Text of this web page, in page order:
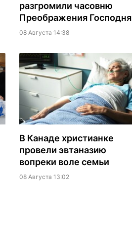
разгромили часовню
Преображения Господня
08 Августа 14:38
В Канаде христианке
провели эвтаназию
вопреки воле семьи
08 Августа 13:02